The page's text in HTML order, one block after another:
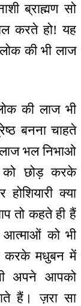
ब्राह्मण सो
करते हो! यह
लोक की भी लाज
की लाज भी
बनना चाहते
भल निभाओ
को छोड़ करके
क्या
तो कहते ही हैं
आत्माओं को भी
करके मधुबन में
अपने आपको
हैं। ज़रा सा